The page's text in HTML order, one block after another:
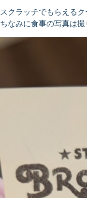
スクラッチでもらえる
ちなみに食事の写真は撮